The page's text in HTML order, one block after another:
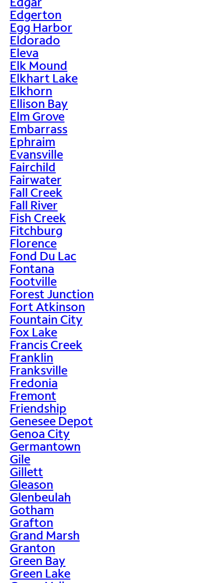
Edgerton
Egg Harbor
Eldorado
Eleva
Elk Mound
Elkhart Lake
Elkhorn
Ellison Bay
Elm Grove
Embarrass
Ephraim
Evansville
Fairchild
Fairwater
Fall Creek
Fall River
Fish Creek
Fitchburg
Florence
Fond Du Lac
Fontana
Footville
Forest Junction
Fort Atkinson
Fountain City
Fox Lake
Francis Creek
Franklin
Franksville
Fredonia
Fremont
Friendship
Genesee Depot
Genoa City
Germantown
Gile
Gillett
Gleason
Glenbeulah
Gotham
Grafton
Grand Marsh
Granton
Green Bay
Green Lake